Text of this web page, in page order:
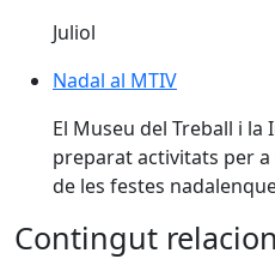
Juliol
Nadal al MTIV
Nadal al MTIV
El Museu del Treball i la
preparat activitats per
de les festes
Contingut